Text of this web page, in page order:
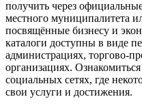
получить через
местного муниципалитета
посвящённые бизнесу и
каталоги доступны в виде
администрациях, торгово-
организациях.
социальных сетях, где
свои услуги и достижения.